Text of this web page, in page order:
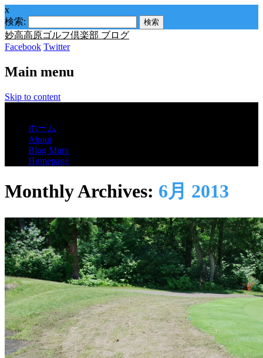
x
検索:
妙高高原ゴルフ倶楽部 ブログ
Facebook Twitter
Main menu
Skip to content
ホーム
About
Blog Mura
Homepage
Monthly Archives: 6月 2013